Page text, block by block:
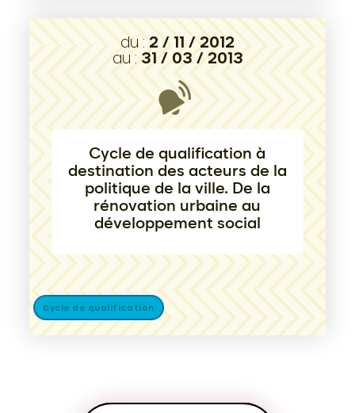
du :2 / 11 / 2012
au :31 / 03 / 2013
Cycle de qualification à
destination des acteurs de la
politique de la ville. De la
rénovation urbaine au
développement social
Cycle de qualification